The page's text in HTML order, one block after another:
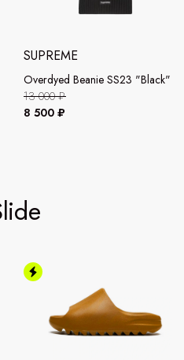
SUPREME
Overdyed Beanie SS23 "Black"
13 000 ₽
8 500 ₽